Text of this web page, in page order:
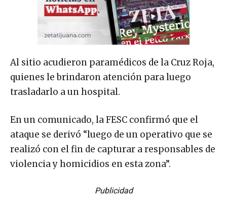
Al sitio acudieron paramédicos de la Cruz Roja,
quienes le brindaron atención para luego
trasladarlo a un hospital.
En un comunicado, la FESC confirmó que el
ataque se derivó “luego de un operativo que se
realizó con el fin de capturar a responsables de
violencia y homicidios en esta zona”.
Publicidad